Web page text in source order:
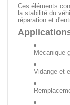
Ces éléments
la stabilité du
réparation et
Mécanique
Vidange et